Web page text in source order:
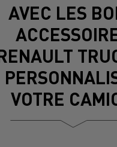
AVEC LES
VOTRE